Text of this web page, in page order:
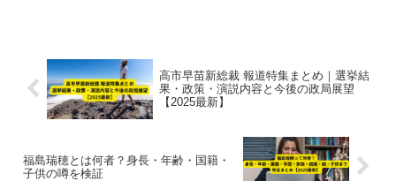
高市早苗新総裁 報道特集まとめ｜選挙結
果・政策・演説内容と今後の政局展望
【2025最新】
福島瑞穂とは何者？身長・年齢・国籍・
子供の噂を検証